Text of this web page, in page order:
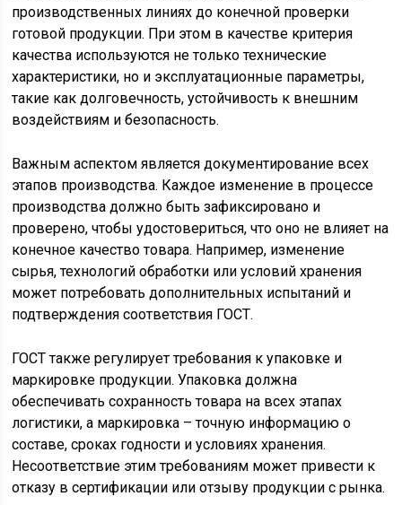
производственных линиях до конечной проверки
готовой продукции. При этом в качестве критерия
качества используются не только технические
характеристики, но и эксплуатационные параметры,
такие как долговечность, устойчивость к внешним
воздействиям и безопасность.
Важным аспектом является документирование всех
этапов производства. Каждое изменение в процессе
производства должно быть зафиксировано и
проверено, чтобы удостовериться, что оно не влияет на
конечное качество товара. Например, изменение
сырья, технологий обработки или условий хранения
может потребовать дополнительных испытаний и
подтверждения соответствия ГОСТ.
ГОСТ также регулирует требования к упаковке и
маркировке продукции. Упаковка должна
обеспечивать сохранность товара на всех этапах
логистики, а маркировка – точную информацию о
составе, сроках годности и условиях хранения.
Несоответствие этим требованиям может привести к
отказу в сертификации или отзыву продукции с рынка.